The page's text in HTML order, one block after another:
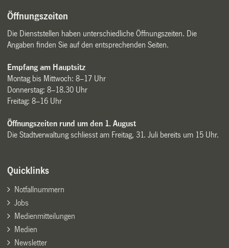
Öffnungszeiten
Die Dienststellen haben unterschiedliche Öffnungszeiten. Die
Angaben finden Sie auf den entsprechenden Seiten.
Empfang am Hauptsitz
Montag bis Mittwoch: 8–17 Uhr
Donnerstag: 8–18.30 Uhr
Freitag: 8–16 Uhr
Öffnungszeiten rund um den 1. August
Die Stadtverwaltung schliesst am Freitag, 31. Juli bereits um 15 Uhr.
Quicklinks
Notfallnummern
Jobs
Medienmitteilungen
Medien
Newsletter